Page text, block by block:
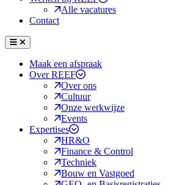
Alle vacatures
Contact
Menu
Sluiten
Maak een afspraak
Over REEF
Over ons
Cultuur
Onze werkwijze
Events
Expertises
HR&O
Finance & Control
Techniek
Bouw en Vastgoed